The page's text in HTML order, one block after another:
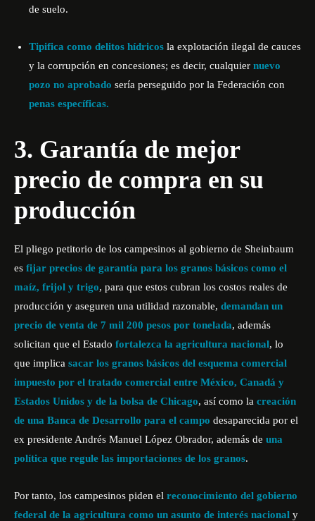
de suelo.
Tipifica como delitos hídricos la explotación ilegal de cauces
y la corrupción en concesiones; es decir, cualquier nuevo
pozo no aprobado sería perseguido por la Federación con
penas específicas.
3. Garantía de mejor
precio de compra en su
producción
El pliego petitorio de los campesinos al gobierno de Sheinbaum
es fijar precios de garantía para los granos básicos como el
maíz, frijol y trigo, para que estos cubran los costos reales de
producción y aseguren una utilidad razonable, demandan un
precio de venta de 7 mil 200 pesos por tonelada, además
solicitan que el Estado fortalezca la agricultura nacional, lo
que implica sacar los granos básicos del esquema comercial
impuesto por el tratado comercial entre México, Canadá y
Estados Unidos y de la bolsa de Chicago, así como la creación
de una Banca de Desarrollo para el campo desaparecida por el
ex presidente Andrés Manuel López Obrador, además de una
política que regule las importaciones de los granos.
Por tanto, los campesinos piden el reconocimiento del gobierno
federal de la agricultura como un asunto de interés nacional y